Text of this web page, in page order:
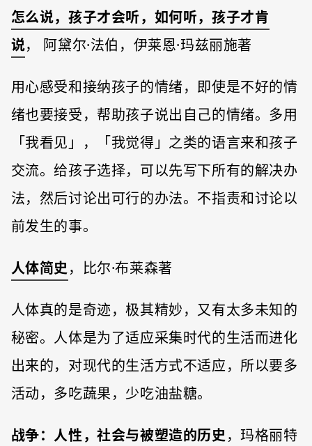
怎么说，孩子才会听，如何听，孩子才肯
说， 阿黛尔·法伯，伊莱恩·玛兹丽施著
用心感受和接纳孩子的情绪，即使是不好的情
绪也要接受，帮助孩子说出自己的情绪。多用
「我看见」，「我觉得」之类的语言来和孩子
交流。给孩子选择，可以先写下所有的解决办
法，然后讨论出可行的办法。不指责和讨论以
前发生的事。
人体简史，比尔·布莱森著
人体真的是奇迹，极其精妙，又有太多未知的
秘密。人体是为了适应采集时代的生活而进化
出来的，对现代的生活方式不适应，所以要多
活动，多吃蔬果，少吃油盐糖。
战争：人性，社会与被塑造的历史，玛格丽特